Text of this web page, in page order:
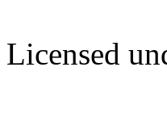
Licensed